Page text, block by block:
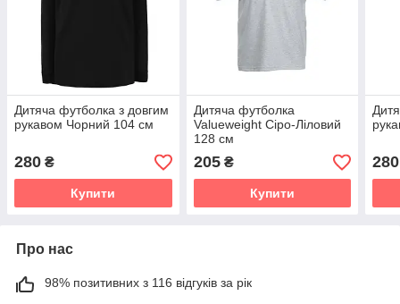
Дитяча футболка з довгим
рукавом Чорний 104 см
280 ₴
Купити
Дитяча футболка
Valueweight Сіро-Ліловий
128 см
205₴
Купити
280
Про нас
98% позитивних з 116 відгуків за рік